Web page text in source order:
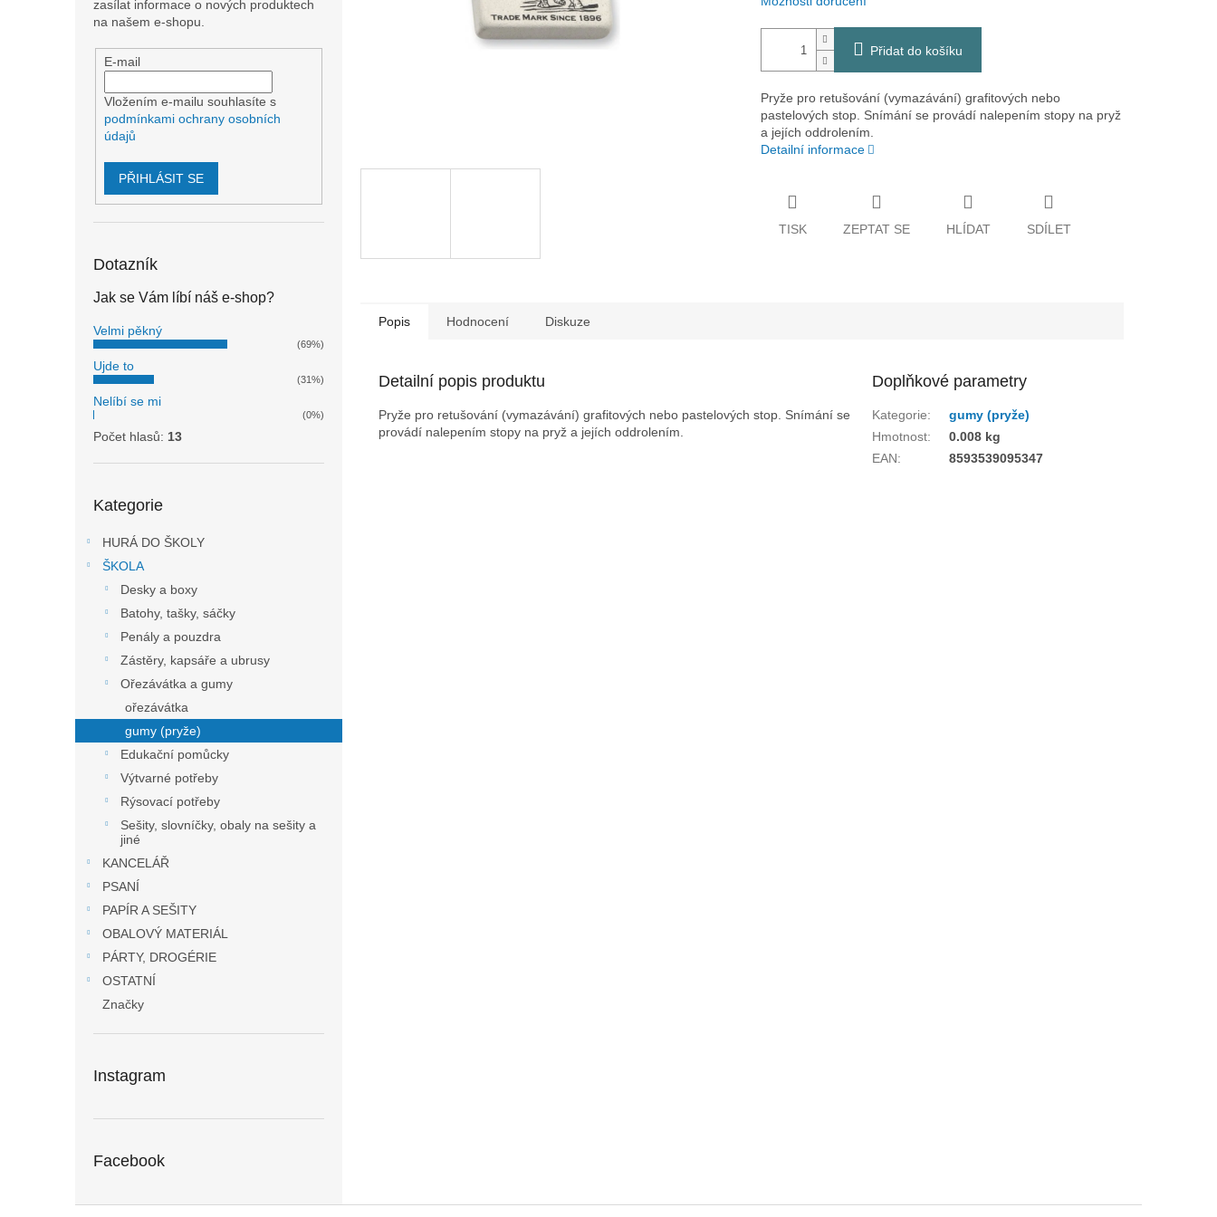
zasílat informace o nových produktech
na našem e-shopu.
E-mail
Vložením e-mailu souhlasíte s
podmínkami ochrany osobních
údajů
PŘIHLÁSIT SE
Dotazník
Jak se Vám líbí náš e-shop?
Velmi pěkný
(69%)
Ujde to
(31%)
Nelíbí se mi
(0%)
Počet hlasů: 13
kategorie
Kategorie
HURÁ DO ŠKOLY
ŠKOLA
Desky a boxy
Batohy, tašky, sáčky
Penály a pouzdra
Zástěry, kapsáře a ubrusy
Ořezávátka a gumy
ořezávátka
gumy (pryže)
Edukační pomůcky
Výtvarné potřeby
Rýsovací potřeby
Sešity, slovníčky, obaly na sešity a
jiné
KANCELÁŘ
PSANÍ
PAPÍR A SEŠITY
OBALOVÝ MATERIÁL
PÁRTY, DROGÉRIE
OSTATNÍ
Značky
Instagram
Facebook
Přidat do košíku
Pryže pro retušování (vymazávání) grafitových nebo
pastelových stop. Snímání se provádí nalepením stopy na pryž
a jejích oddrolením.
Detailní informace
TISK ZEPTAT SE HLÍDAT SDÍLET
Popis Hodnocení Diskuze
Detailní popis produktu
Pryže pro retušování (vymazávání) grafitových nebo pastelových stop. Snímání se
provádí nalepením stopy na pryž a jejích oddrolením.
Doplňkové parametry
Kategorie:
gumy (pryže)
Hmotnost:
0.008 kg
EAN: 8593539095347